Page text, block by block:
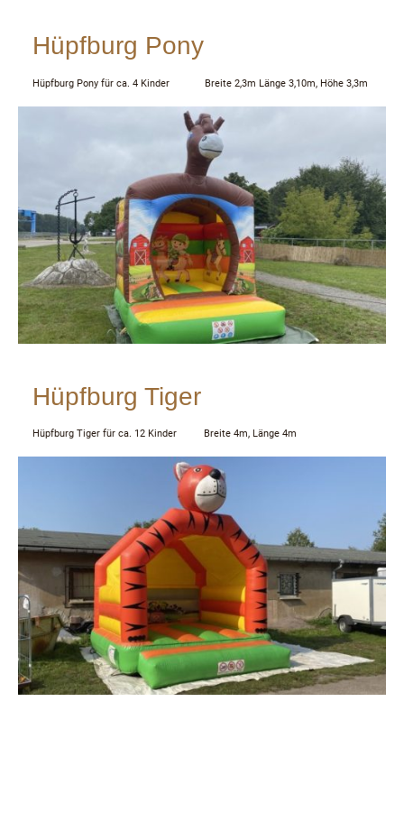
Hüpfburg Pony
Hüpfburg Pony für ca. 4 Kinder Breite 2,3m Länge 3,10m, Höhe 3,3m
Hüpfburg Tiger
Hüpfburg Tiger für ca. 12 Kinder Breite 4m, Länge 4m